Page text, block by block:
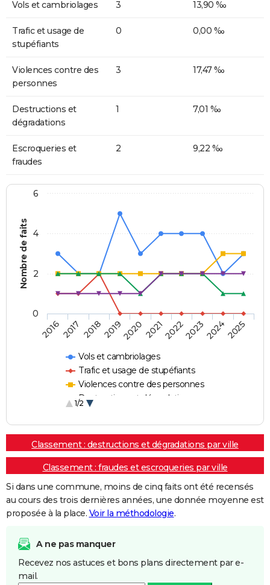
Vols et cambriolages 3 13,90 ‰
Trafic et usage de
stupéfiants
0 0,00 ‰
Violences contre des
personnes
3 17,47 ‰
Destructions et
dégradations
1 7,01 ‰
Escroqueries et
fraudes
2 9,22 ‰
Nombre de faits
Vols et cambriolages
Trafic et usage de stupéfiants
Violences contre des personnes
Destructions et dégradations
1/2
20162017 20182019202020212022202320242025
0
2
4
6
Classement : destructions et dégradations par ville
Classement : fraudes et escroqueries par ville
Si dans une commune, moins de cinq faits ont été recensés
au cours des trois dernières années, une donnée moyenne est
proposée à la place. Voir la méthodologie.
A ne pas manquer
Recevez nos astuces et bons plans directement par e-
mail.